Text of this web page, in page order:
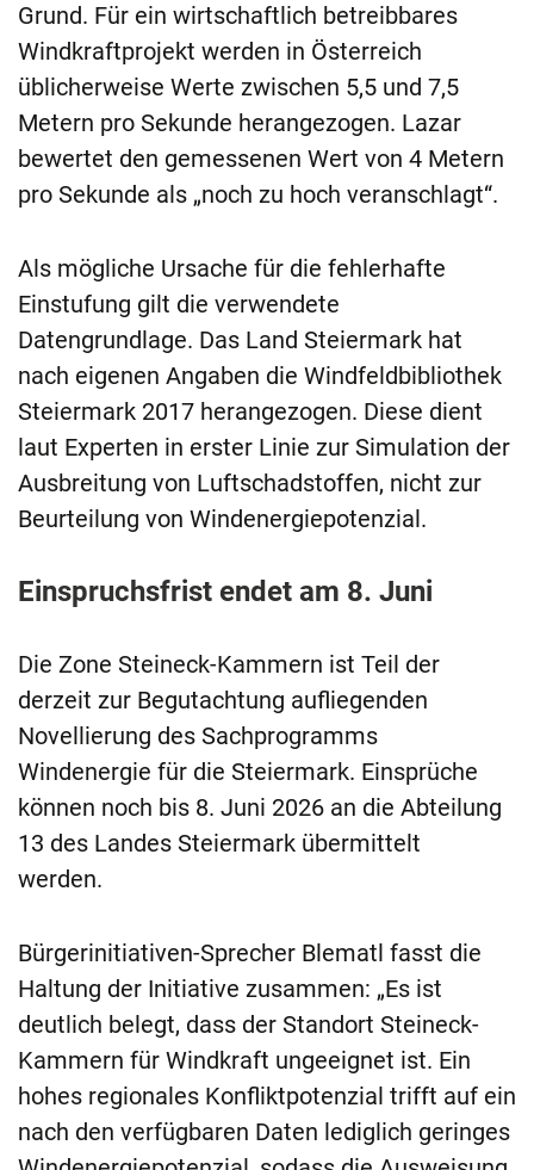
Grund. Für ein wirtschaftlich betreibbares
Windkraftprojekt werden in Österreich
üblicherweise Werte zwischen 5,5 und 7,5
Metern pro Sekunde herangezogen. Lazar
bewertet den gemessenen Wert von 4 Metern
pro Sekunde als „noch zu hoch veranschlagt“.
Als mögliche Ursache für die fehlerhafte
Einstufung gilt die verwendete
Datengrundlage. Das Land Steiermark hat
nach eigenen Angaben die Windfeldbibliothek
Steiermark 2017 herangezogen. Diese dient
laut Experten in erster Linie zur Simulation der
Ausbreitung von Luftschadstoffen, nicht zur
Beurteilung von Windenergiepotenzial.
Einspruchsfrist endet am 8. Juni
Die Zone Steineck-Kammern ist Teil der
derzeit zur Begutachtung aufliegenden
Novellierung des Sachprogramms
Windenergie für die Steiermark. Einsprüche
können noch bis 8. Juni 2026 an die Abteilung
13 des Landes Steiermark übermittelt
werden.
Bürgerinitiativen-Sprecher Blematl fasst die
Haltung der Initiative zusammen: „Es ist
deutlich belegt, dass der Standort Steineck-
Kammern für Windkraft ungeeignet ist. Ein
hohes regionales Konfliktpotenzial trifft auf ein
nach den verfügbaren Daten lediglich geringes